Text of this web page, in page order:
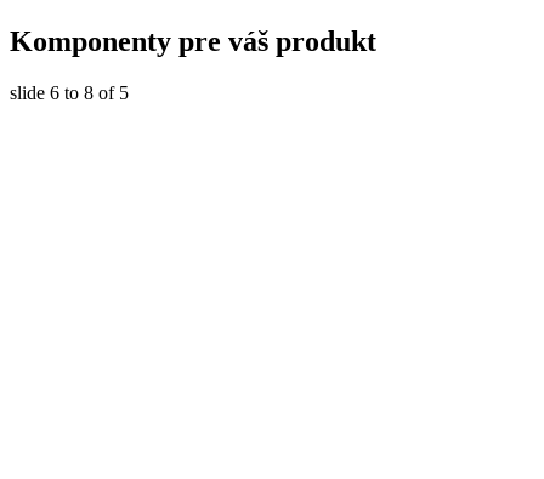
Komponenty pre váš produkt
slide 6 to 8 of 5